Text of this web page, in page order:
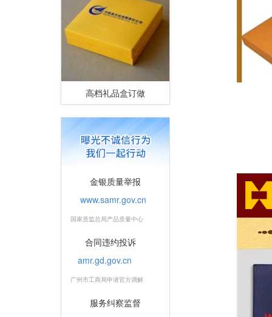
高档礼品盒订做
金银质量举报
www.samr.gov.cn
国家质监总局产品质量中心
合同违约投诉
amr.gd.gov.cn
广州市工商局申请官方调解
服务纠察监督